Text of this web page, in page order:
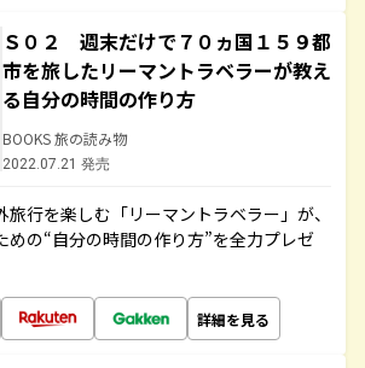
Ｓ０２ 週末だけで７０ヵ国１５９都
市を旅したリーマントラベラーが教え
る自分の時間の作り方
BOOKS 旅の読み物
2022.07.21 発売
行を楽しむ「リーマントラベラー」が、
めの“自分の時間の作り方”を全力プレゼ
詳細を見る